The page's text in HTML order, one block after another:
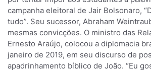
campanha eleitoral de Jair Bolsonaro,
tudo”. Seu sucessor, Abraham
mesmas convicções. O ministro das
Ernesto Araújo, colocou a diplomacia
janeiro de 2019, em seu discurso de
apadrinhamento bíblico de João. “Eu